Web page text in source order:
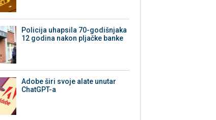
Policija uhapsila 70-godišnjaka
12 godina nakon pljačke banke
Adobe širi svoje alate unutar
ChatGPT-a